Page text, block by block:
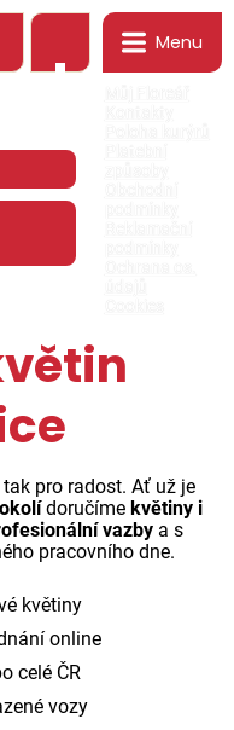
Menu
pro radost. Ať už je
doručíme květiny i
vazbya s
pracovního dne.
květiny
online
celé ČR
vozy